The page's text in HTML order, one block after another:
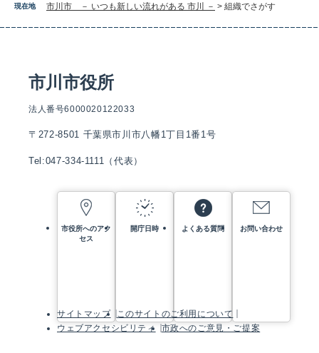
現在地 市川市 － いつも新しい流れがある 市川 － > 組織でさがす
市川市役所
法人番号6000020122033
〒272-8501 千葉県市川市八幡1丁目1番1号
Tel:047-334-1111（代表）
市役所へのアク
セス
開庁日時 よくある質問 お問い合わせ
サイトマップ
このサイトのご利用について
ウェブアクセシビリティ
市政へのご意見・ご提案